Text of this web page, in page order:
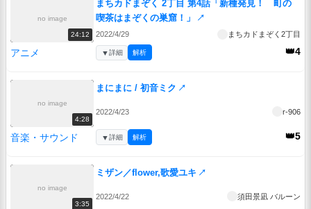
no image
24:12
まちカドまぞく 2丁目 第4話「新種発見！ 町の
喫茶はまぞくの巣窟！」
↗
2022/4/29 まちカドまぞく2丁目
アニメ 👑4
▼詳細 解析
no image
4:28
まにまに / 初音ミク ↗
2022/4/23 r-906
音楽・サウンド 👑5
▼詳細 解析
no image
3:35
ミザン／flower,歌愛ユキ ↗
2022/4/22 須田景凪 バルーン